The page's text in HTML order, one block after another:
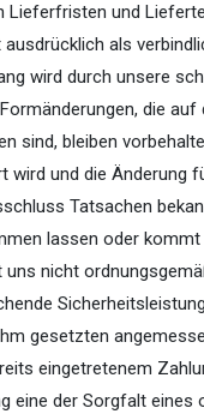
Lieferfristen und
als
wird durch unsere
die
sind, bleiben
wird und die Änderung
Tatsachen
lassen oder
nicht
gesetzten
eingetretenem
eine der Sorgfalt